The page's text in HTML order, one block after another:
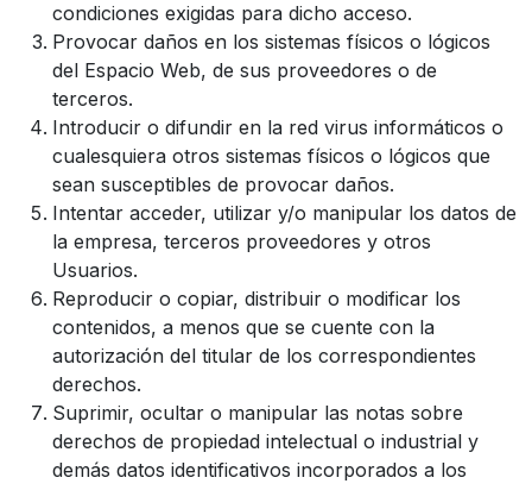
condiciones exigidas para dicho acceso.
Provocar daños en los sistemas físicos o lógicos
del Espacio Web, de sus proveedores o de
terceros.
Introducir o difundir en la red virus informáticos o
cualesquiera otros sistemas físicos o lógicos que
sean susceptibles de provocar daños.
Intentar acceder, utilizar y/o manipular los datos de
la empresa, terceros proveedores y otros
Usuarios.
Reproducir o copiar, distribuir o modificar los
contenidos, a menos que se cuente con la
autorización del titular de los correspondientes
derechos.
Suprimir, ocultar o manipular las notas sobre
derechos de propiedad intelectual o industrial y
demás datos identificativos incorporados a los